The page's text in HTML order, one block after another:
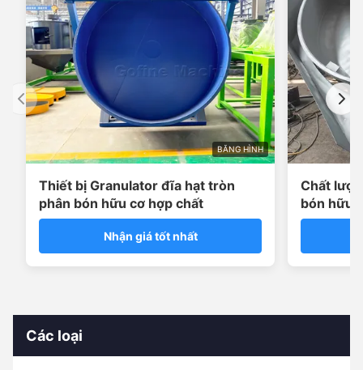
BĂNG HÌNH
Thiết bị Granulator đĩa hạt tròn
phân bón hữu cơ hợp chất
Nhận giá tốt nhất
Chất
bón hữu
máy
Các loại